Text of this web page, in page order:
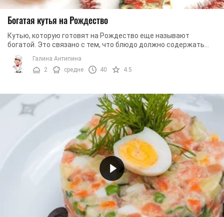
Богатая кутья на Рождество
Кутью, которую готовят на Рождество еще называют
богатой. Это связано с тем, что блюдо должно содержать
большое количество ингредиентов. Каждый из ...
Галина Антипина
2
средне 40 4.5